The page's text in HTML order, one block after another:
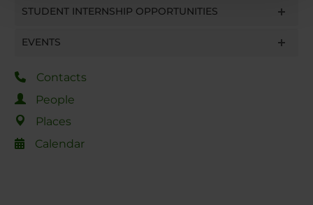
con altre informazioni che hai fornito loro o che hanno
STUDENT INTERNSHIP OPPORTUNITIES
EVENTS
Contacts
People
Places
Calendar